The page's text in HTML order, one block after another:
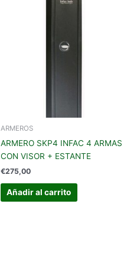
ARMEROS
ARMERO SKP4 INFAC 4 ARMAS
CON VISOR + ESTANTE
€275,00
Añadir al carrito